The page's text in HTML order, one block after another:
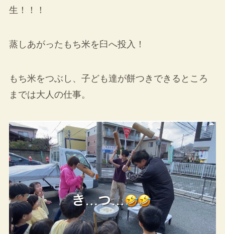
生！！！
蒸しあがったもち米を臼へ投入！
もち米をつぶし、子ども達が餅つきできるところ
までは大人の仕事。